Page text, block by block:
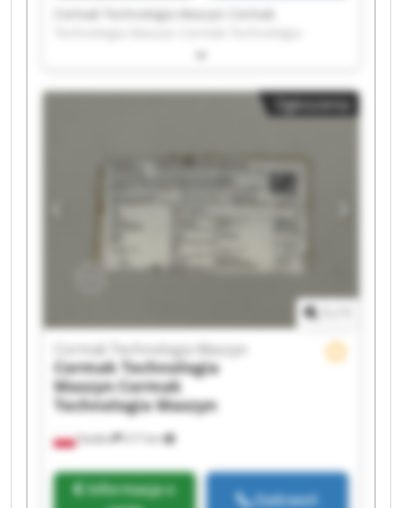
Cormak Technologia Maszyn Cormak
Maszyn Cormak Technologia Maszyn Cormak
Maszyn Cormak Technologia Maszyn Cormak
Technologia Maszyn Cormak Technologia
Maszyn Cormak Technologia Maszyn Cormak
Technologia Maszyn Cormak Technologia
Ogłoszenia
Siedlce 217 km
Cormak Technologia Maszyn
Cormak Technologia
MaszynCormak
Technologia Maszyn
Informacja o
Zadzwoń